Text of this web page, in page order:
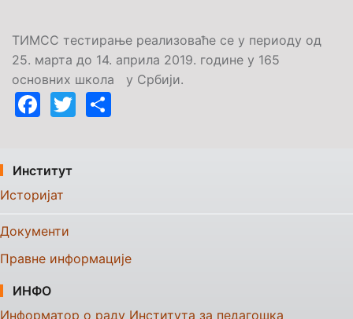
ТИМСС тестирање реализоваће се у периоду од
25. марта до 14. априла 2019. године у 165
основних школа у Србији.
Facebook
Twitter
Институт
Историјат
Документи
Правне информације
ИНФО
Информатор о раду Института за педагошка